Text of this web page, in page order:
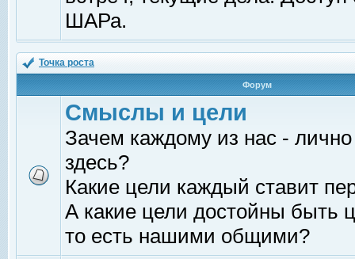
ШАРа.
Точка роста
Форум
Смыслы и цели
Зачем каждому из нас -
здесь?
Какие цели каждый ставит
А какие цели достойны быть
то есть нашими общими?